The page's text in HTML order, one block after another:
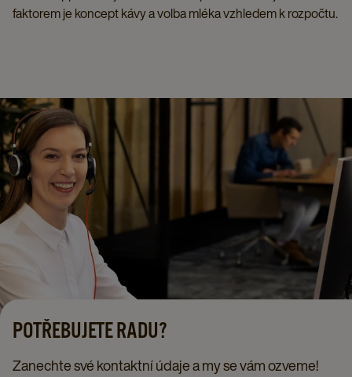
faktorem je koncept kávy a volba mléka vzhledem k rozpočtu.
POTŘEBUJETE RADU?
Zanechte své kontaktní údaje a my se vám ozveme!